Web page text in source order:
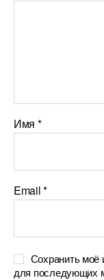
Имя *
Email*
Сохранить моё
для последующих